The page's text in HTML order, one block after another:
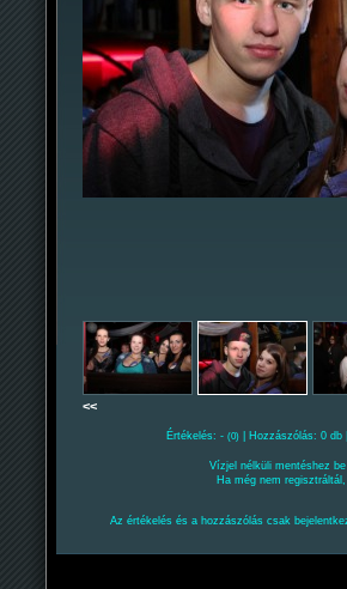
<<
Értékelés: - (0) | Hozzászólás: 0
Vízjel nélküli mentéshez
Ha még nem
Az értékelés és a hozzászólás csak